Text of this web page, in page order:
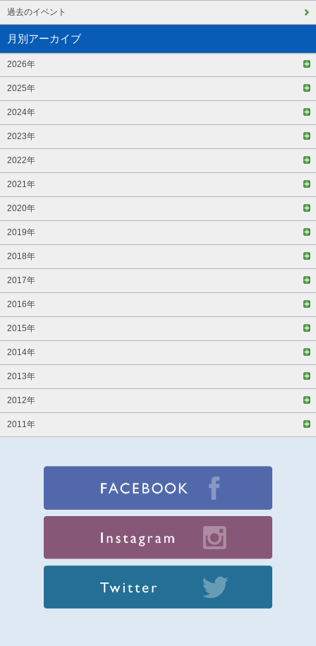
過去のイベント
月別アーカイブ
2026年
2025年
2024年
2023年
2022年
2021年
2020年
2019年
2018年
2017年
2016年
2015年
2014年
2013年
2012年
2011年